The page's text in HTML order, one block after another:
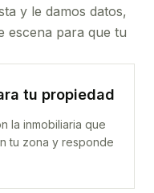
y le damos datos,
escena para que tu
tu propiedad
la inmobiliaria que
tu zona y responde